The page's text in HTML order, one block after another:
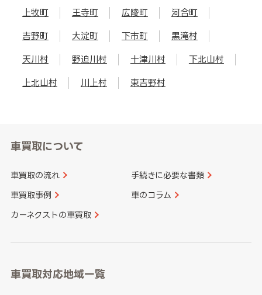
上牧町 王寺町 広陵町 河合町
吉野町 大淀町 下市町 黒滝村
天川村 野迫川村 十津川村 下北山村
上北山村 川上村 東吉野村
車買取について
車買取の流れ 手続きに必要な書類
車買取事例 車のコラム
カーネクストの車買取
車買取対応地域一覧